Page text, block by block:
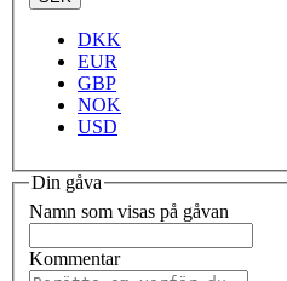
DKK
EUR
GBP
NOK
USD
Din gåva
Namn som visas på gåvan
Kommentar